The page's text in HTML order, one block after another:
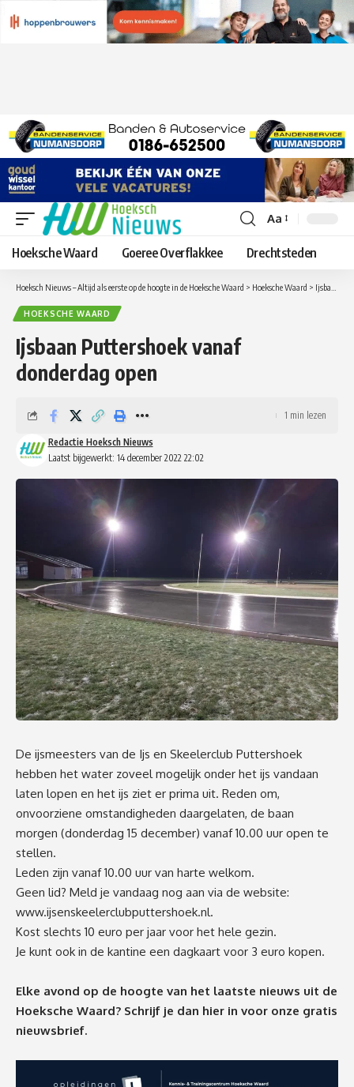
Lettergrootte
aanpassen
Aa
Hoeksche Waard Goeree Overflakkee Drechtsteden
Hoeksch Nieuws – Altijd als eerste op de hoogte in de Hoeksche Waard > Hoeksche Waard > Ijsbaan Puttershoek vanaf donderdag open
HOEKSCHE WAARD
Ijsbaan Puttershoek vanaf
donderdag open
Laatst bijgewerkt: 14 december 2022 22:02
Redactie Hoeksch Nieuws
1 min lezen
De ijsmeesters van de Ijs en Skeelerclub Puttershoek
hebben het water zoveel mogelijk onder het ijs vandaan
laten lopen en het ijs ziet er prima uit. Reden om,
onvoorziene omstandigheden daargelaten, de baan
morgen (donderdag 15 december) vanaf 10.00 uur open te
stellen.
Leden zijn vanaf 10.00 uur van harte welkom.
Geen lid? Meld je vandaag nog aan via de website:
www.ijsenskeelerclubputtershoek.nl.
Kost slechts 10 euro per jaar voor het hele gezin.
Je kunt ook in de kantine een dagkaart voor 3 euro kopen.
Elke avond op de hoogte van het laatste nieuws uit de
Hoeksche Waard? Schrijf je dan hier in voor onze gratis
nieuwsbrief.